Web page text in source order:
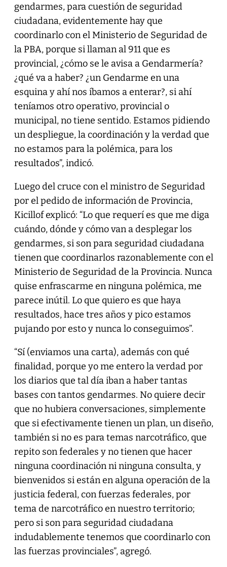
gendarmes, para cuestión de seguridad
ciudadana, evidentemente hay que
coordinarlo con el Ministerio de Seguridad de
la PBA, porque si llaman al 911 que es
provincial, ¿cómo se le avisa a Gendarmería?
¿qué va a haber? ¿un Gendarme en una
esquina y ahí nos íbamos a enterar?, si ahí
teníamos otro operativo, provincial o
municipal, no tiene sentido. Estamos pidiendo
un despliegue, la coordinación y la verdad que
no estamos para la polémica, para los
resultados”, indicó.
Luego del cruce con el ministro de Seguridad
por el pedido de información de Provincia,
Kicillof explicó: “Lo que requerí es que me diga
cuándo, dónde y cómo van a desplegar los
gendarmes, si son para seguridad ciudadana
tienen que coordinarlos razonablemente con el
Ministerio de Seguridad de la Provincia. Nunca
quise enfrascarme en ninguna polémica, me
parece inútil. Lo que quiero es que haya
resultados, hace tres años y pico estamos
pujando por esto y nunca lo conseguimos”.
“Sí (enviamos una carta), además con qué
finalidad, porque yo me entero la verdad por
los diarios que tal día iban a haber tantas
bases con tantos gendarmes. No quiere decir
que no hubiera conversaciones, simplemente
que si efectivamente tienen un plan, un diseño,
también si no es para temas narcotráfico, que
repito son federales y no tienen que hacer
ninguna coordinación ni ninguna consulta, y
bienvenidos si están en alguna operación de la
justicia federal, con fuerzas federales, por
tema de narcotráfico en nuestro territorio;
pero si son para seguridad ciudadana
indudablemente tenemos que coordinarlo con
las fuerzas provinciales”, agregó.